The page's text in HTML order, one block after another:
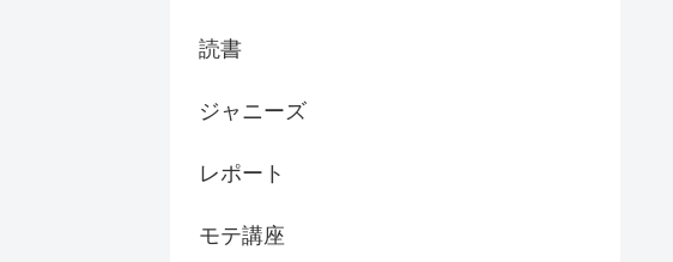
読書
ジャニーズ
レポート
モテ講座